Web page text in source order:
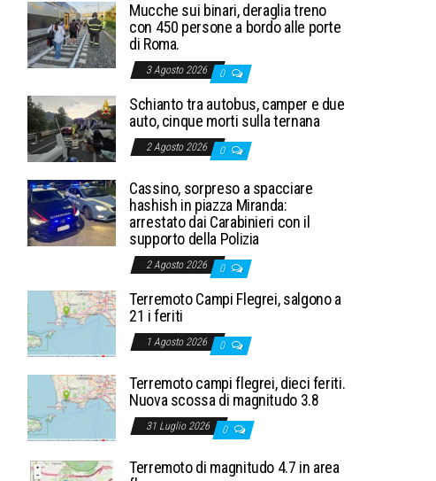
Mucche sui binari, deraglia treno
con 450 persone a bordo alle porte
di Roma.
3 Agosto 2026 0
Schianto tra autobus, camper e due
auto, cinque morti sulla ternana
2 Agosto 2026 0
Cassino, sorpreso a spacciare
hashish in piazza Miranda:
arrestato dai Carabinieri con il
supporto della Polizia
2 Agosto 2026 0
Terremoto Campi Flegrei, salgono a
21 i feriti
1 Agosto 2026 0
Terremoto campi flegrei, dieci feriti.
Nuova scossa di magnitudo 3.8
31 Luglio 2026 0
Terremoto di magnitudo 4.7 in area